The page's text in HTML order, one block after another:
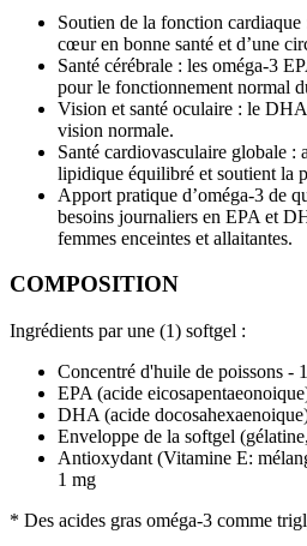
Soutien de la fonction
cœur en bonne santé et d’une
Santé cérébrale : les oméga-3
pour le fonctionnement normal
Vision et santé oculaire : le
vision normale.
Santé cardiovasculaire globale :
lipidique équilibré et soutient la
Apport pratique d’oméga-3 de
besoins journaliers en EPA et
femmes enceintes et allaitantes.
COMPOSITION
Ingrédients par une (1) softgel :
Concentré d'huile de poissons -
EPA (acide
DHA (acide
Enveloppe de la softgel
Antioxydant (Vitamine E:
1 mg
* Des acides gras oméga-3 comme